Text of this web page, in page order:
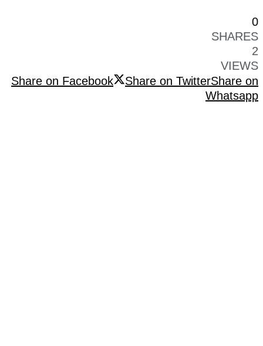
0
SHARES
2
VIEWS
Share on Facebook
Share on TwitterShare on
Whatsapp